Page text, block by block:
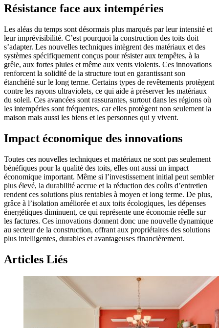
Résistance face aux intempéries
Les aléas du temps sont désormais plus marqués par leur intensité et
leur imprévisibilité. C’est pourquoi la construction des toits doit
s’adapter. Les nouvelles techniques intègrent des matériaux et des
systèmes spécifiquement conçus pour résister aux tempêtes, à la
grêle, aux fortes pluies et même aux vents violents. Ces innovations
renforcent la solidité de la structure tout en garantissant son
étanchéité sur le long terme. Certains types de revêtements protègent
contre les rayons ultraviolets, ce qui aide à préserver les matériaux
du soleil. Ces avancées sont rassurantes, surtout dans les régions où
les intempéries sont fréquentes, car elles protègent non seulement la
maison mais aussi les biens et les personnes qui y vivent.
Impact économique des innovations
Toutes ces nouvelles techniques et matériaux ne sont pas seulement
bénéfiques pour la qualité des toits, elles ont aussi un impact
économique important. Même si l’investissement initial peut sembler
plus élevé, la durabilité accrue et la réduction des coûts d’entretien
rendent ces solutions plus rentables à moyen et long terme. De plus,
grâce à l’isolation améliorée et aux toits écologiques, les dépenses
énergétiques diminuent, ce qui représente une économie réelle sur
les factures. Ces innovations donnent donc une nouvelle dynamique
au secteur de la construction, offrant aux propriétaires des solutions
plus intelligentes, durables et avantageuses financièrement.
Articles Liés